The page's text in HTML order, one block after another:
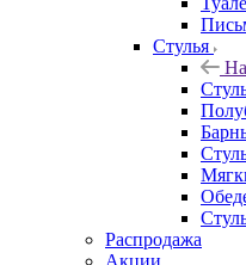
Стулья
Распродажа
Акции